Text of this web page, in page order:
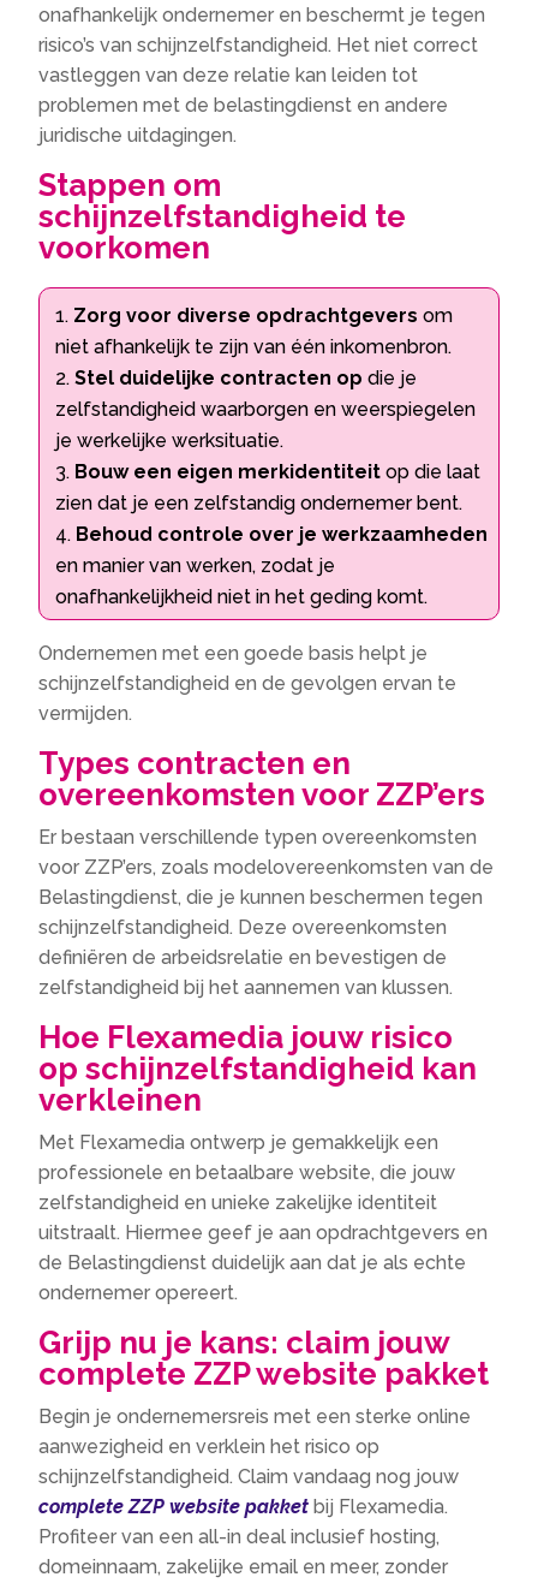
onafhankelijk ondernemer en beschermt je tegen
risico’s van schijnzelfstandigheid. Het niet correct
vastleggen van deze relatie kan leiden tot
problemen met de belastingdienst en andere
juridische uitdagingen.
Stappen om
schijnzelfstandigheid te
voorkomen
Zorg voor diverse opdrachtgevers om
niet afhankelijk te zijn van één inkomenbron.
Stel duidelijke contracten op die je
zelfstandigheid waarborgen en weerspiegelen
je werkelijke werksituatie.
Bouw een eigen merkidentiteit op die laat
zien dat je een zelfstandig ondernemer bent.
Behoud controle over je werkzaamheden
en manier van werken, zodat je
onafhankelijkheid niet in het geding komt.
Ondernemen met een goede basis helpt je
schijnzelfstandigheid en de gevolgen ervan te
vermijden.
Types contracten en
overeenkomsten voor ZZP’ers
Er bestaan verschillende typen overeenkomsten
voor ZZP’ers, zoals modelovereenkomsten van de
Belastingdienst, die je kunnen beschermen tegen
schijnzelfstandigheid. Deze overeenkomsten
definiëren de arbeidsrelatie en bevestigen de
zelfstandigheid bij het aannemen van klussen.
Hoe Flexamedia jouw risico
op schijnzelfstandigheid kan
verkleinen
Met Flexamedia ontwerp je gemakkelijk een
professionele en betaalbare website, die jouw
zelfstandigheid en unieke zakelijke identiteit
uitstraalt. Hiermee geef je aan opdrachtgevers en
de Belastingdienst duidelijk aan dat je als echte
ondernemer opereert.
Grijp nu je kans: claim jouw
complete ZZP website pakket
Begin je ondernemersreis met een sterke online
aanwezigheid en verklein het risico op
schijnzelfstandigheid. Claim vandaag nog jouw
complete ZZP website pakket bij Flexamedia.
Profiteer van een all-in deal inclusief hosting,
domeinnaam, zakelijke email en meer, zonder